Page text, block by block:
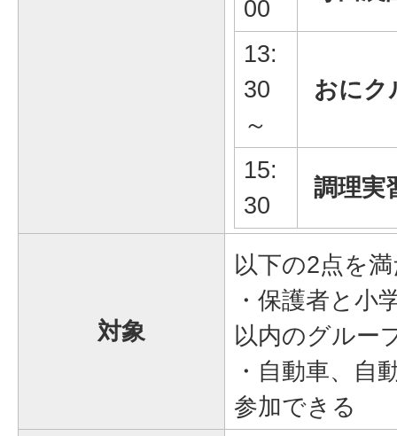
00
13:
30
～
おにク
15:
30
調理実
対象
以下の2点を
・保護者と小
以内のグルー
・自動車、自
参加できる